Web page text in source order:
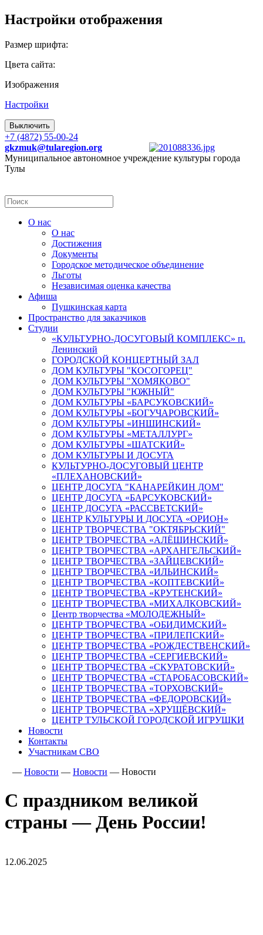
Настройки отображения
Размер шрифта:
Цвета сайта:
Изображения
Настройки
Выключить
+7 (4872) 55-00-24
gkzmuk@tularegion.org
Муниципальное автономное учреждение культуры города
Тулы
О нас
О нас
Достижения
Документы
Городское методическое объединение
Льготы
Независимая оценка качества
Афиша
Пушкинская карта
Пространство для заказчиков
Студии
«КУЛЬТУРНО-ДОСУГОВЫЙ КОМПЛЕКС» п.
Ленинский
ГОРОДСКОЙ КОНЦЕРТНЫЙ ЗАЛ
ДОМ КУЛЬТУРЫ "КОСОГОРЕЦ"
ДОМ КУЛЬТУРЫ "ХОМЯКОВО"
ДОМ КУЛЬТУРЫ "ЮЖНЫЙ"
ДОМ КУЛЬТУРЫ «БАРСУКОВСКИЙ»
ДОМ КУЛЬТУРЫ «БОГУЧАРОВСКИЙ»
ДОМ КУЛЬТУРЫ «ИНШИНСКИЙ»
ДОМ КУЛЬТУРЫ «МЕТАЛЛУРГ»
ДОМ КУЛЬТУРЫ «ШАТСКИЙ»
ДОМ КУЛЬТУРЫ И ДОСУГА
КУЛЬТУРНО-ДОСУГОВЫЙ ЦЕНТР
«ПЛЕХАНОВСКИЙ»
ЦЕНТР ДОСУГА "КАНАРЕЙКИН ДОМ"
ЦЕНТР ДОСУГА «БАРСУКОВСКИЙ»
ЦЕНТР ДОСУГА «РАССВЕТСКИЙ»
ЦЕНТР КУЛЬТУРЫ И ДОСУГА «ОРИОН»
ЦЕНТР ТВОРЧЕСТВА "ОКТЯБРЬСКИЙ"
ЦЕНТР ТВОРЧЕСТВА «АЛЁШИНСКИЙ»
ЦЕНТР ТВОРЧЕСТВА «АРХАНГЕЛЬСКИЙ»
ЦЕНТР ТВОРЧЕСТВА «ЗАЙЦЕВСКИЙ»
ЦЕНТР ТВОРЧЕСТВА «ИЛЬИНСКИЙ»
ЦЕНТР ТВОРЧЕСТВА «КОПТЕВСКИЙ»
ЦЕНТР ТВОРЧЕСТВА «КРУТЕНСКИЙ»
ЦЕНТР ТВОРЧЕСТВА «МИХАЛКОВСКИЙ»
Центр творчества «МОЛОДЕЖНЫЙ»
ЦЕНТР ТВОРЧЕСТВА «ОБИДИМСКИЙ»
ЦЕНТР ТВОРЧЕСТВА «ПРИЛЕПСКИЙ»
ЦЕНТР ТВОРЧЕСТВА «РОЖДЕСТВЕНСКИЙ»
ЦЕНТР ТВОРЧЕСТВА «СЕРГИЕВСКИЙ»
ЦЕНТР ТВОРЧЕСТВА «СКУРАТОВСКИЙ»
ЦЕНТР ТВОРЧЕСТВА «СТАРОБАСОВСКИЙ»
ЦЕНТР ТВОРЧЕСТВА «ТОРХОВСКИЙ»
ЦЕНТР ТВОРЧЕСТВА «ФЕДОРОВСКИЙ»
ЦЕНТР ТВОРЧЕСТВА «ХРУЩЁВСКИЙ»
ЦЕНТР ТУЛЬСКОЙ ГОРОДСКОЙ ИГРУШКИ
Новости
Контакты
Участникам СВО
— Новости — Новости — Новости
С праздником великой
страны — День России!
12.06.2025